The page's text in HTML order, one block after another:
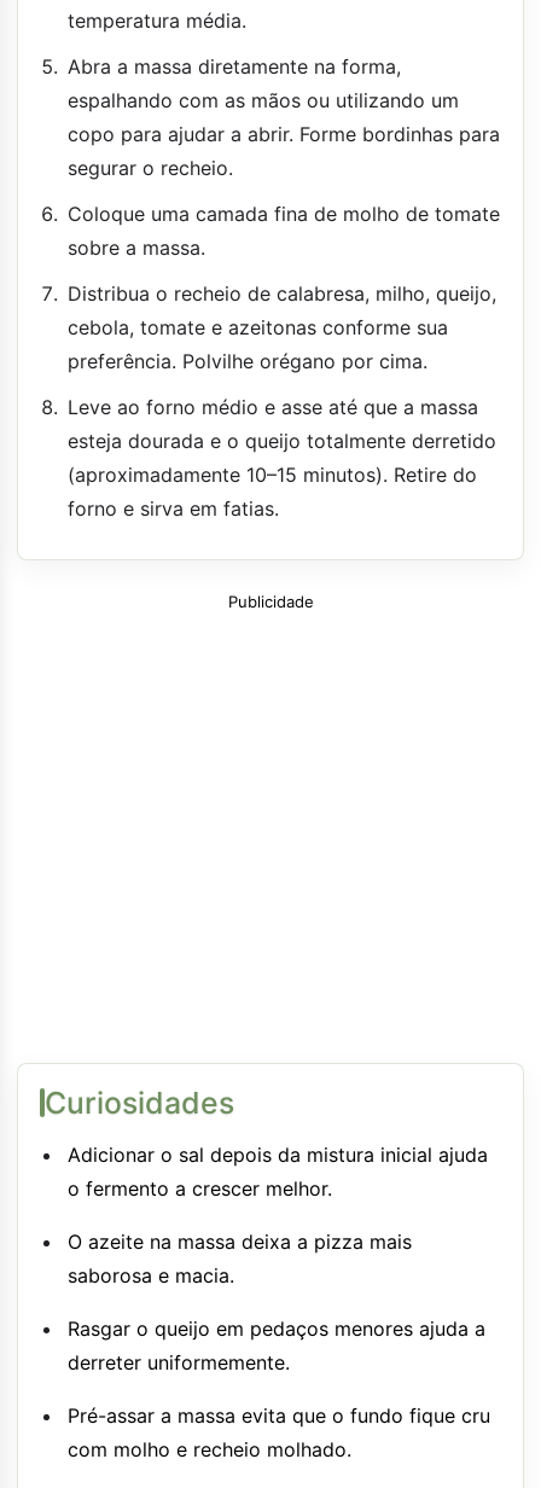
temperatura média.
Abra a massa diretamente na forma,
espalhando com as mãos ou utilizando um
copo para ajudar a abrir. Forme bordinhas para
segurar o recheio.
Coloque uma camada fina de molho de tomate
sobre a massa.
Distribua o recheio de calabresa, milho, queijo,
cebola, tomate e azeitonas conforme sua
preferência. Polvilhe orégano por cima.
Leve ao forno médio e asse até que a massa
esteja dourada e o queijo totalmente derretido
(aproximadamente 10–15 minutos). Retire do
forno e sirva em fatias.
Publicidade
Curiosidades
Adicionar o sal depois da mistura inicial ajuda
o fermento a crescer melhor.
O azeite na massa deixa a pizza mais
saborosa e macia.
Rasgar o queijo em pedaços menores ajuda a
derreter uniformemente.
Pré-assar a massa evita que o fundo fique cru
com molho e recheio molhado.